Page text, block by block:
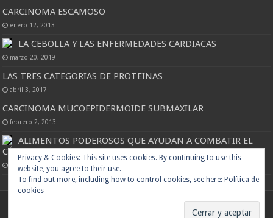
CARCINOMA ESCAMOSO
enero 12, 2013
LA CEBOLLA Y LAS ENFERMEDADES CARDIACAS
marzo 20, 2019
LAS TRES CATEGORIAS DE PROTEINAS
abril 3, 2017
CARCINOMA MUCOEPIDERMOIDE SUBMAXILAR
febrero 2, 2013
ALIMENTOS PODEROSOS QUE AYUDAN A COMBATIR EL
CÁNCER DE MAMA
marzo 2, 2019
Privacy & Cookies: This site uses cookies. By continuing to use this
website, you agree to their use.
To find out more, including how to control cookies, see here: Política de
cookies